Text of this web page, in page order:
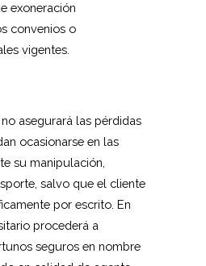
exoneración
convenios o
vigentes.
no asegurará las pérdidas
ocasionarse en las
su manipulación,
salvo que el cliente
por escrito. En
procederá a
seguros en nombre